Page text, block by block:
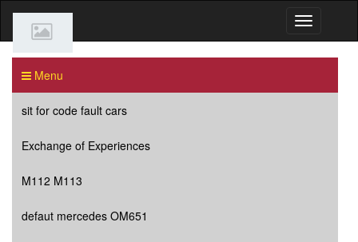
Menu
sit for code fault cars
Exchange of Experiences
M112 M113
defaut mercedes OM651